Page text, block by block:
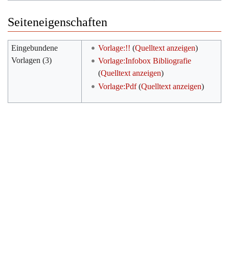
Seiteneigenschaften
Eingebundene
Vorlagen (3)
Vorlage:!! (Quelltext anzeigen)
Vorlage:Infobox Bibliografie
(Quelltext anzeigen)
Vorlage:Pdf(Quelltext anzeigen)